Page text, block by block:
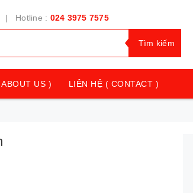
| Hotline : 024 3975 7575
Tìm kiếm
US ) LIÊN HỆ ( CONTACT )